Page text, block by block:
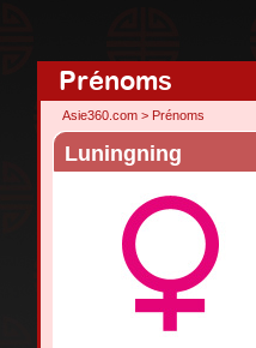
Prénoms
Asie360.com > Prénoms
Luningning